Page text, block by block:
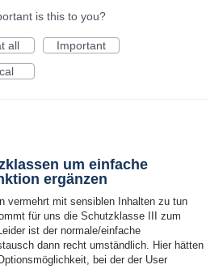
is this to you?
all
Important
um einfache
ergänzen
vermehrt mit sensiblen Inhalten zu tun
für uns die Schutzklasse III zum
ist der normale/einfache
dann recht umständlich. Hier hätten
bei der der User